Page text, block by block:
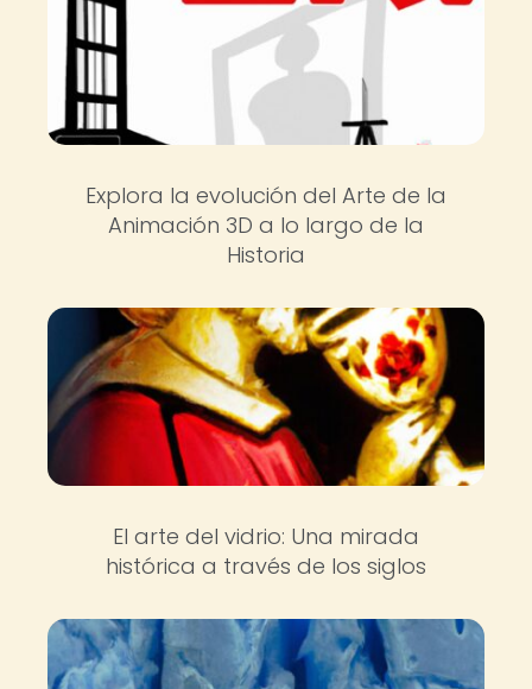
Explora la evolución del Arte de la
Animación 3D a lo largo de la
Historia
El arte del vidrio: Una mirada
histórica a través de los siglos